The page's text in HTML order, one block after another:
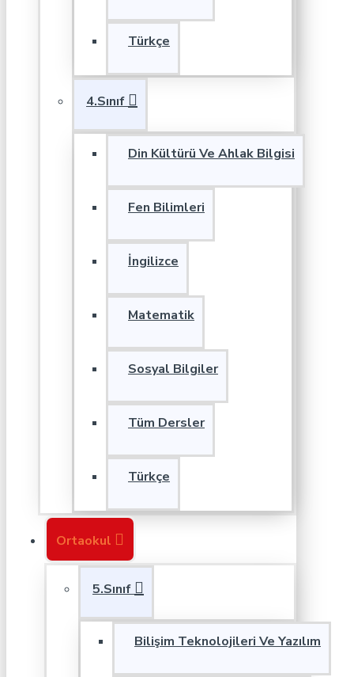
Türkçe
4.Sınıf
Din Kültürü Ve Ahlak Bilgisi
Fen Bilimleri
İngilizce
Matematik
Sosyal Bilgiler
Tüm Dersler
Türkçe
Ortaokul
5.Sınıf
Bilişim Teknolojileri Ve Yazılım